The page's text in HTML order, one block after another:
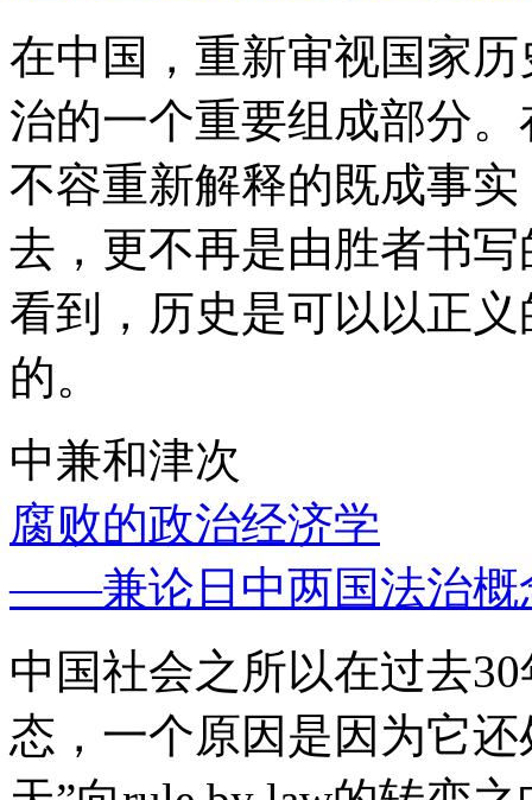
在中国，重新审视国家
治的一个重要组成部分
不容重新解释的既成事
去，更不再是由胜者书
看到，历史是可以以正
的。
中兼和津次
腐败的政治经济学
——兼论日中两国法治概
中国社会之所以在过去
态，一个原因是因为它